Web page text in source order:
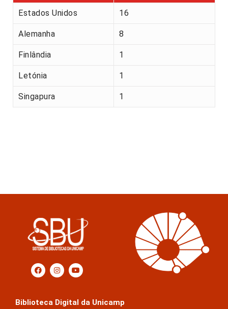
Estados Unidos 16
Alemanha 8
Finlândia 1
Letónia 1
Singapura 1
Biblioteca Digital da Unicamp